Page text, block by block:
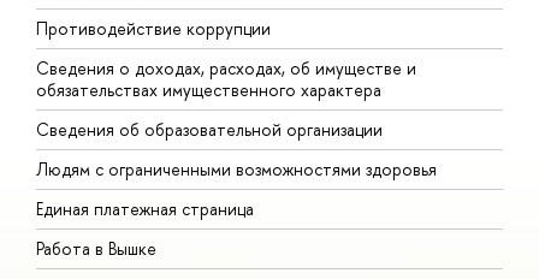
Противодействие коррупции
Сведения о доходах, расходах, об имуществе и
обязательствах имущественного характера
Сведения об образовательной организации
Людям с ограниченными возможностями здоровья
Единая платежная страница
Работа в Вышке